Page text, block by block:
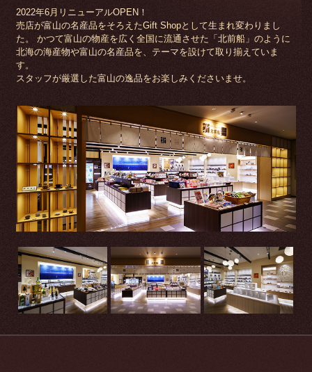
2022年6月リニューアルOPEN！
売店が富山の名産品をそろえたGift Shopとして生まれ変わりまし
た。 かつて富山の物産を広く全国に流通させた「北前船」のように
北海の海産物や富山の名産品を、テーマを設けて取り揃えていま
す。
スタッフが厳選した富山の逸品をお楽しみくださいませ。